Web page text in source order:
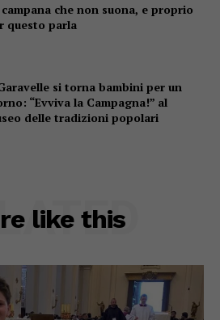
campana che non suona, e proprio
questo parla
si torna bambini per un
“Evviva la Campagna!” al
delle tradizioni popolari
like this